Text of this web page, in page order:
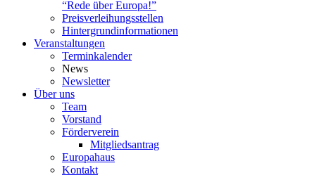
“Rede über Europa!”
Preisverleihungsstellen
Hintergrundinformationen
Veranstaltungen
Terminkalender
News
Newsletter
Über uns
Team
Vorstand
Förderverein
Mitgliedsantrag
Europahaus
Kontakt